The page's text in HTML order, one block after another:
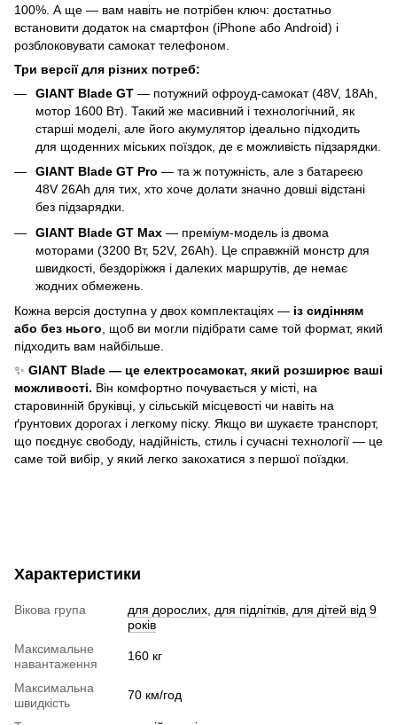
100%. А ще — вам навіть не потрібен ключ: достатньо
встановити додаток на смартфон (iPhone або Android) і
розблоковувати самокат телефоном.
Три версії для різних потреб:
GIANT Blade GT — потужний офроуд-самокат (48V, 18Ah,
мотор 1600 Вт). Такий же масивний і технологічний, як
старші моделі, але його акумулятор ідеально підходить
для щоденних міських поїздок, де є можливість підзарядки.
GIANT Blade GT Pro — та ж потужність, але з батареєю
48V 26Ah для тих, хто хоче долати значно довші відстані
без підзарядки.
GIANT Blade GT Max — преміум-модель із двома
моторами (3200 Вт, 52V, 26Ah). Це справжній монстр для
швидкості, бездоріжжя і далеких маршрутів, де немає
жодних обмежень.
Кожна версія доступна у двох комплектаціях — із сидінням
або без нього , щоб ви могли підібрати саме той формат, який
підходить вам найбільше.
✨ GIANT Blade — це електросамокат, який розширює ваші
можливості. Він комфортно почувається у місті, на
старовинній бруківці, у сільській місцевості чи навіть на
ґрунтових дорогах і легкому піску. Якщо ви шукаєте транспорт,
що поєднує свободу, надійність, стиль і сучасні технології — це
саме той вибір, у який легко закохатися з першої поїздки.
Характеристики
Вікова група для дорослих для підлітків для дітей від 9
років
Максимальне
навантаження
160 кг
Максимальна
швидкість
70 км/год